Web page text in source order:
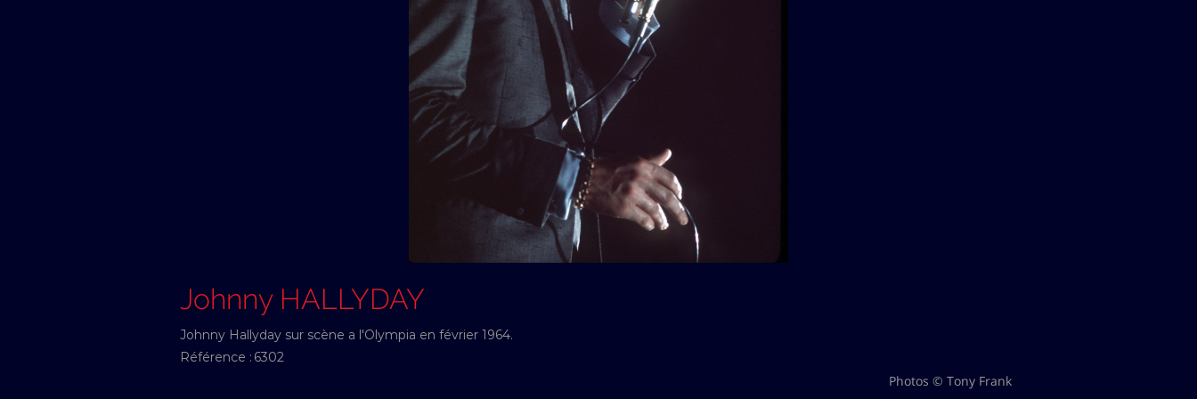
Johnny HALLYDAY
Johnny Hallyday sur scène a l'Olympia en février 1964.
Référence : 6302
Photos © Tony Frank